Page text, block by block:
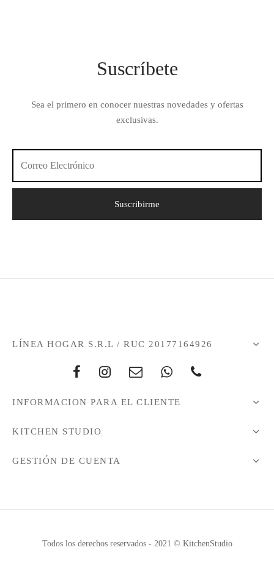
Suscríbete
Sea el primero en conocer nuestras novedades y ofertas
exclusivas.
LÍNEA HOGAR S.R.L / RUC 20177164926
INFORMACION PARA EL CLIENTE
KITCHEN STUDIO
GESTIÓN DE CUENTA
Todos los derechos reservados - 2021 © KitchenStudio